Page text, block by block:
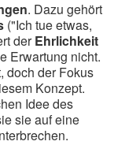
. Dazu gehört
("Ich tue etwas,
derEhrlichkeit
Erwartung nicht.
doch der Fokus
Konzept.
Idee des
sie auf eine